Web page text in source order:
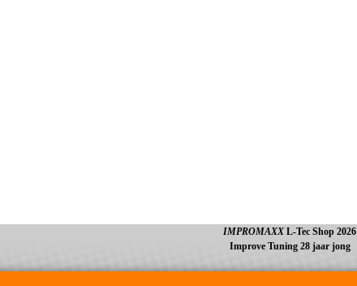
IMPROMAXX L-Tec Shop 2026
Improve Tuning 28 jaar jong